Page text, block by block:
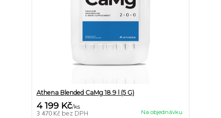
Athena Blended CaMg 18.9 l (5 G)
4 199 Kč/ks
3 470 Kč bez DPH Na objednávku